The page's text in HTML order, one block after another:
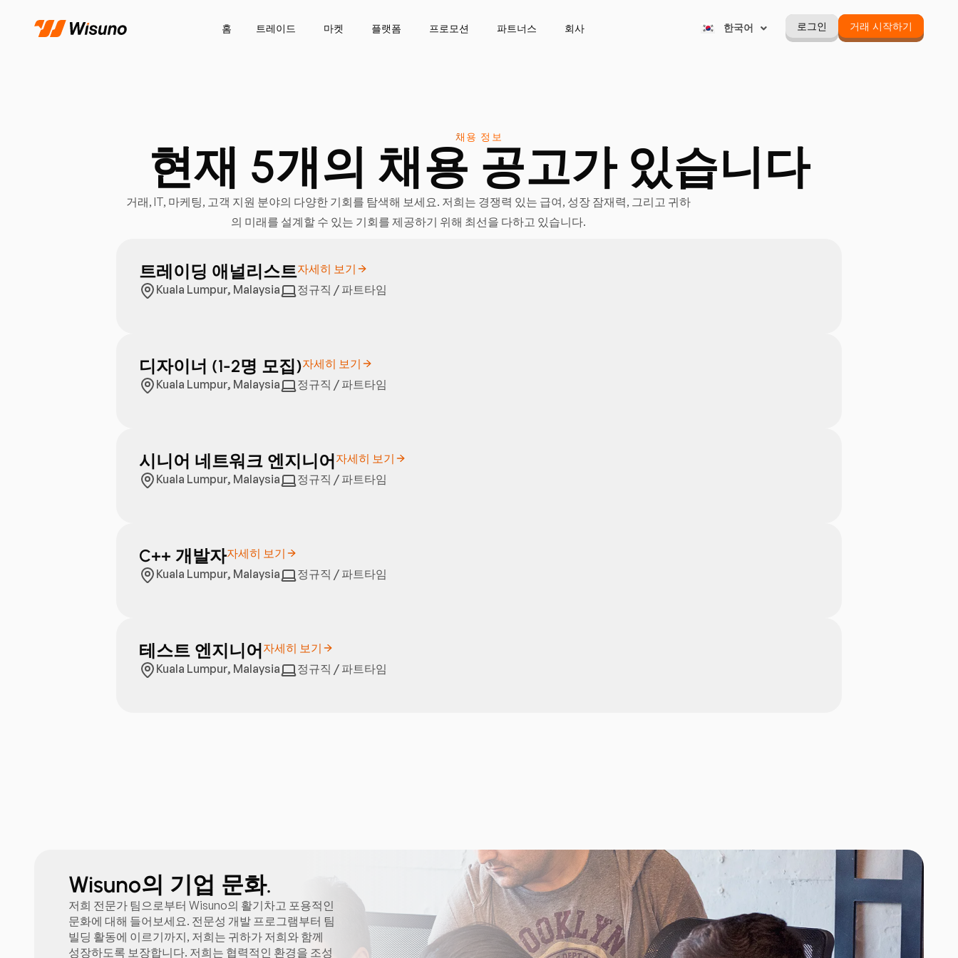
홈 트레이드 마켓 플랫폼 프로모션 파트너스 회사 한국어
Português
로그인 거래 시작하기
채용 정보
현재 5개의 채용 공고가 있습니다
거래, IT, 마케팅, 고객 지원 분야의 다양한 기회를 탐색해 보세요. 저희는 경쟁력 있는 급여, 성장 잠재력, 그리고 귀하
의 미래를 설계할 수 있는 기회를 제공하기 위해 최선을 다하고 있습니다.
트레이딩 애널리스트자세히 보기
Kuala Lumpur, Malaysia
정규직 / 파트타임
디자이너 (1-2명 모집)자세히 보기
Kuala Lumpur, Malaysia
정규직 / 파트타임
시니어 네트워크 엔지니어 자세히 보기
Kuala Lumpur, Malaysia
정규직 / 파트타임
C++ 개발자자세히 보기
Kuala Lumpur, Malaysia
정규직 / 파트타임
테스트 엔지니어 자세히 보기
Kuala Lumpur, Malaysia
정규직 / 파트타임
Wisuno의 기업 문화.
저희 전문가 팀으로부터 Wisuno의 활기차고 포용적인
문화에 대해 들어보세요. 전문성 개발 프로그램부터 팀
빌딩 활동에 이르기까지, 저희는 귀하가 저희와 함께
성장하도록 보장합니다. 저희는 협력적인 환경을 조성